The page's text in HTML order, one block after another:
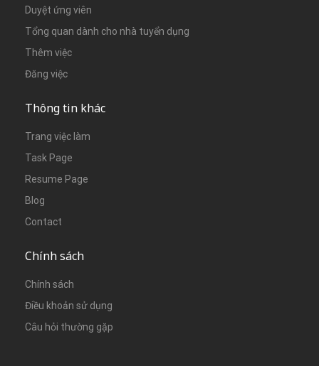
Duyệt ứng viên
Tổng quan dành cho nhà tuyển dụng
Thêm việc
Đăng việc
Thông tin khác
Trang việc làm
Task Page
Resume Page
Blog
Contact
Chính sách
Chính sách
Điều khoản sử dụng
Câu hỏi thường gặp